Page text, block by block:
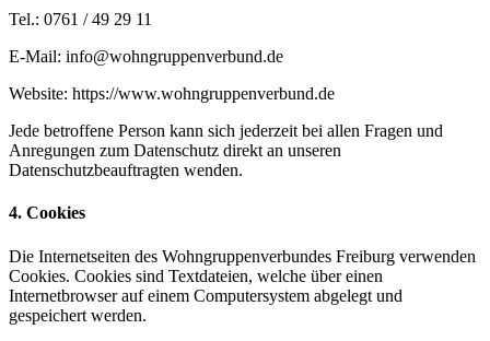
Tel.: 0761 / 49 29 11
E-Mail: info@wohngruppenverbund.de
Website: https://www.wohngruppenverbund.de
Jede betroffene Person kann sich jederzeit bei allen Fragen und
Anregungen zum Datenschutz direkt an unseren
Datenschutzbeauftragten wenden.
4. Cookies
Die Internetseiten des Wohngruppenverbundes Freiburg verwenden
Cookies. Cookies sind Textdateien, welche über einen
Internetbrowser auf einem Computersystem abgelegt und
gespeichert werden.